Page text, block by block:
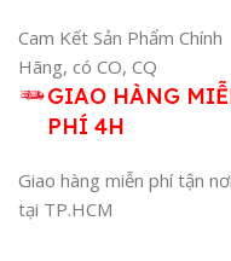
Cam Kết Sản Phẩm Chính
Hãng, có CO, CQ
GIAO HÀNG
PHÍ 4H
Giao hàng miễn phí tận
tại TP.HCM